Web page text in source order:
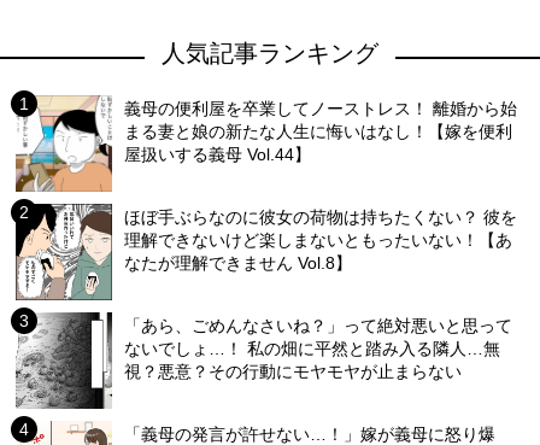
人気記事ランキング
義母の便利屋を卒業してノーストレス！ 離婚から始
まる妻と娘の新たな人生に悔いはなし！【嫁を便利
屋扱いする義母 Vol.44】
ほぼ手ぶらなのに彼女の荷物は持ちたくない？ 彼を
理解できないけど楽しまないともったいない！【あ
なたが理解できません Vol.8】
「あら、ごめんなさいね？」って絶対悪いと思って
ないでしょ…！ 私の畑に平然と踏み入る隣人…無
視？悪意？その行動にモヤモヤが止まらない
「義母の発言が許せない…！」嫁が義母に怒り爆